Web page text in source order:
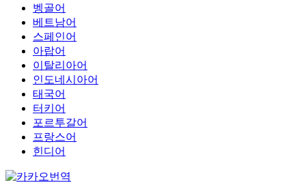
벵골어
베트남어
스페인어
아랍어
이탈리아어
인도네시아어
태국어
터키어
포르투갈어
프랑스어
힌디어